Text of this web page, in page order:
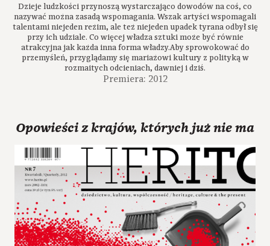
Dzieje ludzkości przynoszą wystarczająco dowodów na coś, co
nazywać można zasadą wspomagania. Wszak artyści wspomagali
talentami niejeden reżim, ale też niejeden upadek tyrana odbył się
przy ich udziale. Co więcej władza sztuki może być równie
atrakcyjna jak każda inna forma władzy.Aby sprowokować do
przemyśleń, przyglądamy się mariażowi kultury z polityką w
rozmaitych odcieniach, dawniej i dziś.
Premiera: 2012
Opowieści z krajów, których już nie ma